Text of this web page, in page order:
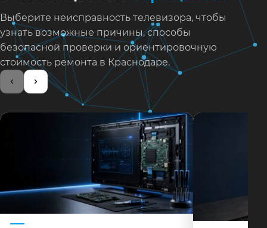
Выберите неисправность телевизора, чтобы
узнать возможные причины, способы
безопасной проверки и ориентировочную
стоимость ремонта в Краснодаре.